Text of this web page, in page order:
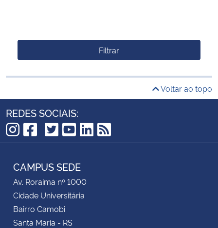
Filtrar
Voltar ao topo
REDES SOCIAIS:
Instagram
Facebook
TikTok
Twitter
YouTube
LinkedIn
RSS
CAMPUS SEDE
Av. Roraima nº 1000
Cidade Universitária
Bairro Camobi
Santa Maria - RS